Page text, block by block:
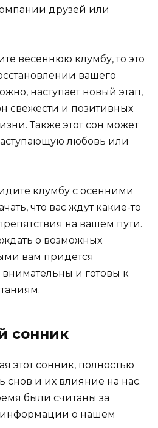
друзей или
весеннюю клумбу, то это
вашего
наступает новый этап,
свежести и позитивных
Также этот сон может
любовь или
клумбу с осенними
что вас ждут какие-то
на вашем пути.
о возможных
вам придется
внимательны и готовы к
сонник
этот сонник, полностью
снов и их влияние на нас.
были считаны за
о нашем